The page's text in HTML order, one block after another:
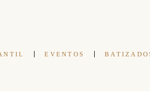
EVENTOS